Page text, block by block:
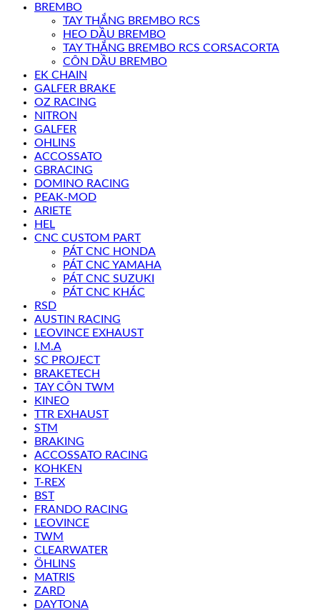
BREMBO
TAY THẮNG BREMBO RCS
HEO DẦU BREMBO
TAY THẮNG BREMBO RCS CORSACORTA
CÔN DẦU BREMBO
EK CHAIN
GALFER BRAKE
OZ RACING
NITRON
GALFER
OHLINS
ACCOSSATO
GBRACING
DOMINO RACING
PEAK-MOD
ARIETE
HEL
CNC CUSTOM PART
PÁT CNC HONDA
PÁT CNC YAMAHA
PÁT CNC SUZUKI
PÁT CNC KHÁC
RSD
AUSTIN RACING
LEOVINCE EXHAUST
I.M.A
SC PROJECT
BRAKETECH
TAY CÔN TWM
KINEO
TTR EXHAUST
STM
BRAKING
ACCOSSATO RACING
KOHKEN
T-REX
BST
FRANDO RACING
LEOVINCE
TWM
CLEARWATER
ÖHLINS
MATRIS
ZARD
DAYTONA